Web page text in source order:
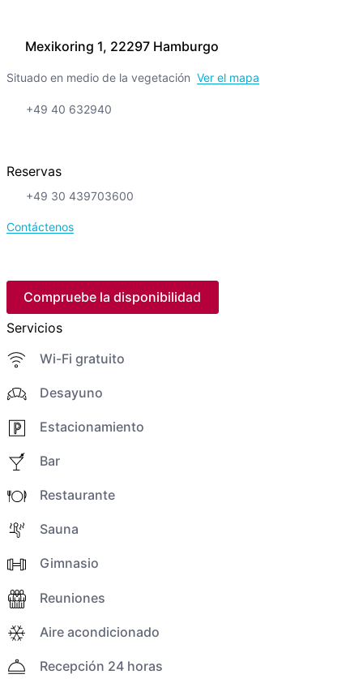
Mexikoring 1, 22297 Hamburgo
Situado en medio de la vegetación Ver el mapa
+49 40 632940
Reservas
+49 30 439703600
Contáctenos
Compruebe la disponibilidad
Servicios
Wi-Fi gratuito
Desayuno
Estacionamiento
Bar
Restaurante
Sauna
Gimnasio
Reuniones
Aire acondicionado
Recepción 24 horas